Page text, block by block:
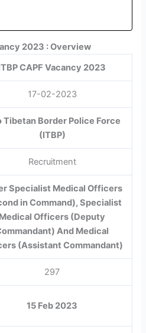
2023 : Overview
CAPF Vacancy 2023
17-02-2023
Tibetan Border Police Force
(ITBP)
Recruitment
Specialist Medical Officers
in Command), Specialist
Medical Officers (Deputy
And Medical
(Assistant Commandant)
297
15 Feb 2023